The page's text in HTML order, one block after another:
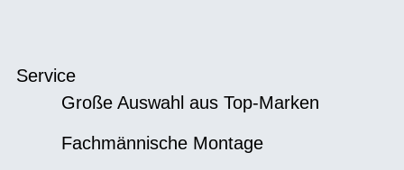
Service
Große Auswahl aus Top-Marken
Fachmännische Montage